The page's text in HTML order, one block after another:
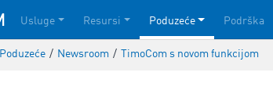
Usluge Resursi Poduzeće Podrška
Poduzeće / Newsroom / TimoCom s novom funkcijom